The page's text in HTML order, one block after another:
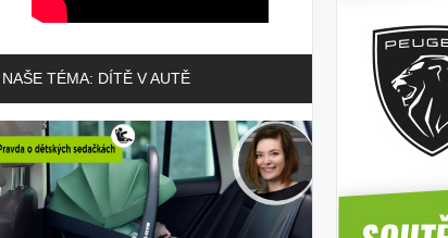
NAŠE TÉMA: DÍTĚ V AUTĚ